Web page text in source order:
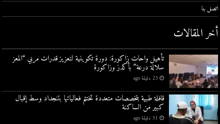
اتصل بنا
أخر المقالات
تأهيل واحات زاكورة: دورة تكوينية لتعزيز قدرات مربي “المعز
سلالة درعة” بأكدز وزاكورة
25 دقيقة ago
قافلة طبية بتخصصات متعددة تختتم فعالياتها بتنجداد وسط إقبال
كبير من الساكنة
51 دقيقة ago